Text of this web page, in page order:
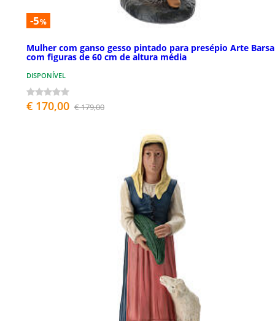
-5%
Mulher com ganso gesso pintado para presépio Arte
com figuras de 60 cm de altura média
DISPONÍVEL
€ 170,00 € 179,00